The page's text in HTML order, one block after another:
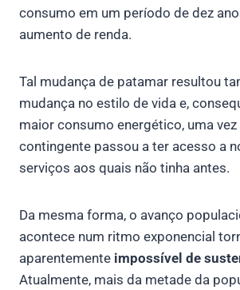
consumo em um período de dez
aumento de renda.
Tal mudança de patamar resultou
mudança no estilo de vida e,
maior consumo energético, uma vez
contingente passou a ter acesso a
serviços aos quais não tinha antes.
Da mesma forma, o avanço
acontece num ritmo exponencial
aparentemente impossível de
Atualmente, mais da metade da